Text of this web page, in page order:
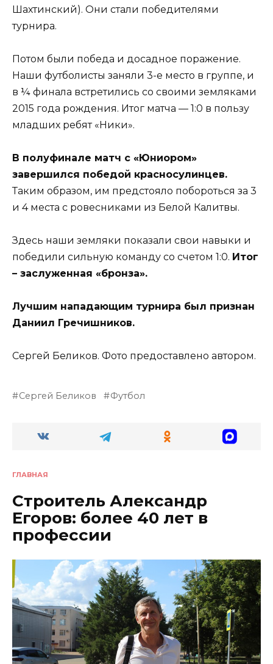
Шахтинский). Они стали победителями
турнира.
Потом были победа и досадное поражение.
Наши футболисты заняли 3-е место в группе, и
в ¼ финала встретились со своими земляками
2015 года рождения. Итог матча — 1:0 в пользу
младших ребят «Ники».
В полуфинале матч с «Юниором»
завершился победой красносулинцев.
Таким образом, им предстояло побороться за 3
и 4 места с ровесниками из Белой Калитвы.
Здесь наши земляки показали свои навыки и
победили сильную команду со счетом 1:0. Итог
– заслуженная «бронза».
Лучшим нападающим турнира был признан
Даниил Гречишников.
Сергей Беликов. Фото предоставлено автором.
Сергей Беликов Футбол
ГЛАВНАЯ
Строитель Александр
Егоров: более 40 лет в
профессии